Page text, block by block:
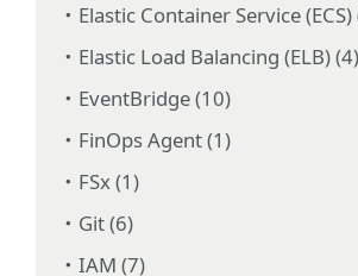
Elastic Container Service (ECS)
Elastic Load Balancing (ELB) (4)
EventBridge (10)
FinOps Agent (1)
FSx (1)
Git (6)
IAM (7)